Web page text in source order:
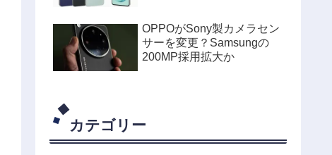
OPPOがSony製カメラセン
サーを変更？Samsungの
200MP採用拡大か
カテゴリー